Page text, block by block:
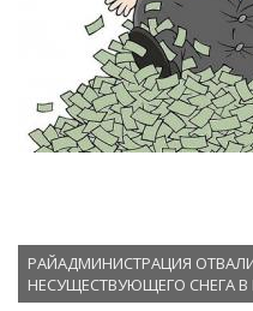
РАЙАДМИНИСТРАЦИЯ
НЕСУЩЕСТВУЮЩЕГО СНЕГА В